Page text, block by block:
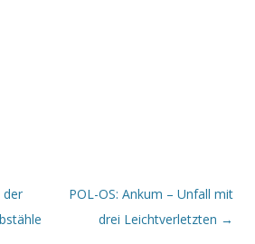
der
POL-OS: Ankum – Unfall mit
drei Leichtverletzten →